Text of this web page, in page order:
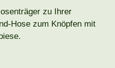
zu Ihrer
Hose zum Knöpfen mit